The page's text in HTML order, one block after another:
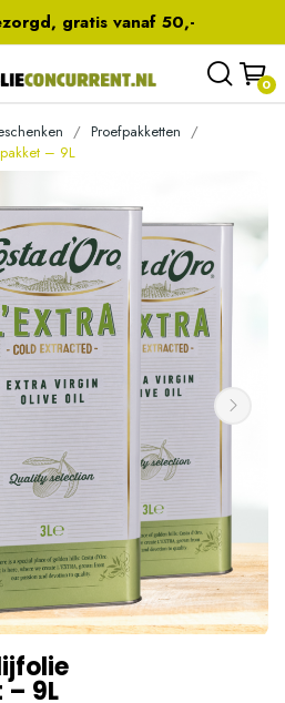
gratis vanaf 50,-
0
Proefpakketten
– 9L
9L